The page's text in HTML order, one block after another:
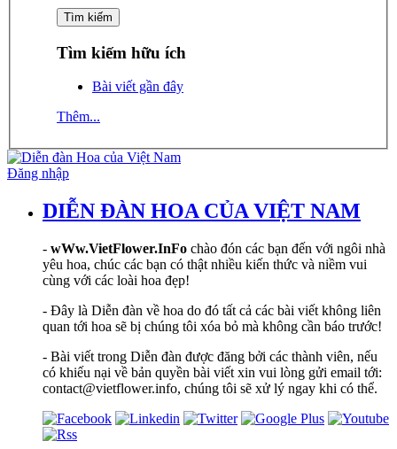
Tìm kiếm hữu ích
Bài viết gần đây
Thêm...
Đăng nhập
DIỄN ĐÀN HOA CỦA VIỆT NAM
- wWw.VietFlower.InFo chào đón các bạn đến với ngôi nhà
yêu hoa, chúc các bạn có thật nhiều kiến thức và niềm vui
cùng với các loài hoa đẹp!
- Đây là Diễn đàn về hoa do đó tất cả các bài viết không liên
quan tới hoa sẽ bị chúng tôi xóa bỏ mà không cần báo trước!
- Bài viết trong Diễn đàn được đăng bởi các thành viên, nếu
có khiếu nại về bản quyền bài viết xin vui lòng gửi email tới:
contact@vietflower.info, chúng tôi sẽ xử lý ngay khi có thể.